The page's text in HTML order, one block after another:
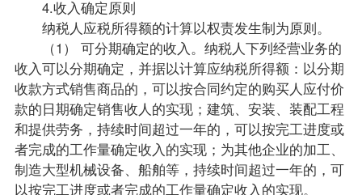
4.收入确定原则
纳税人应税所得额的计算以权责发生制为原则。
（1） 可分期确定的收入。纳税人下列经营业务的
收入可以分期确定，并据以计算应纳税所得额：以分期
收款方式销售商品的，可以按合同约定的购买人应付价
款的日期确定销售收人的实现；建筑、安装、装配工程
和提供劳务，持续时间超过一年的，可以按完工进度或
者完成的工作量确定收入的实现；为其他企业的加工、
制造大型机械设备、船舶等，持续时间超过一年的，可
以按完工进度或者完成的工作量确定收入的实现。